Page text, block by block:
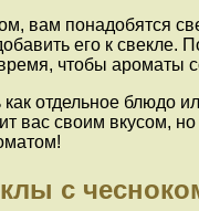
вам понадобятся
его к
чтобы ароматы
отдельное блюдо
вас своим вкусом, но
с